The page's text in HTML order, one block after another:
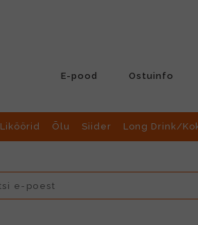
E-pood Ostuinfo
Liköörid Õlu Siider Long Drink/